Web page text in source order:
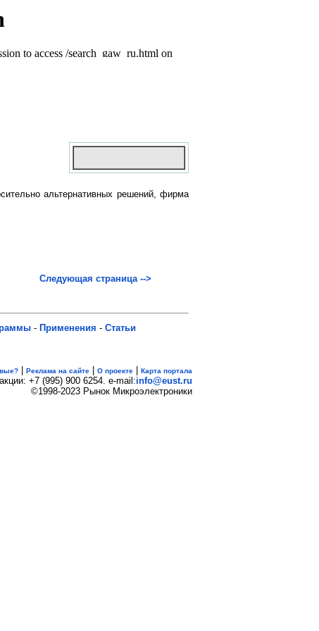
альтернативных решений, фирма
Следующая страница -->
- Применения - Статьи
Реклама на сайте О проекте Карта портала
+7 (995) 900 6254. e-mail:info@eust.ru
©1998-2023 Рынок Микроэлектроники